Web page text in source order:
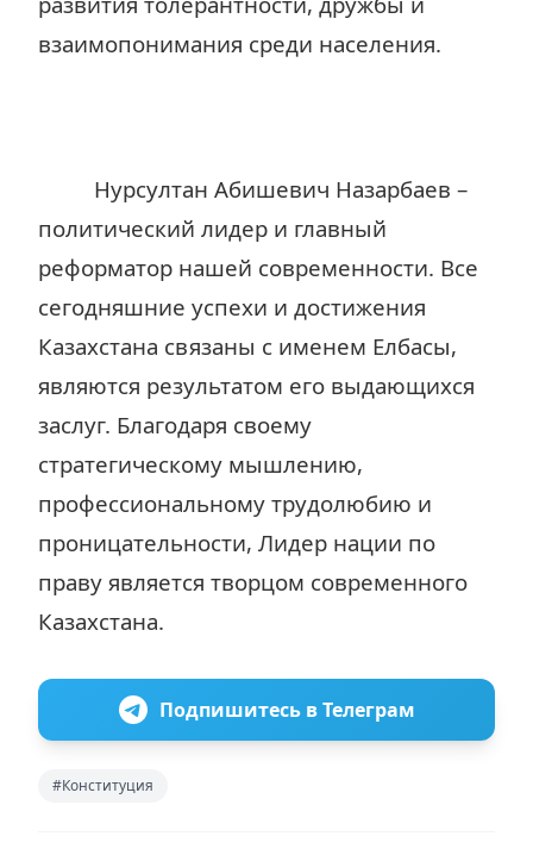
взаимопонимания среди населения.
Нурсултан Абишевич Назарбаев –
политический лидер и главный
реформатор нашей современности. Все
сегодняшние успехи и достижения
Казахстана связаны с именем Елбасы,
являются результатом его выдающихся
заслуг. Благодаря своему
стратегическому мышлению,
профессиональному трудолюбию и
проницательности, Лидер нации по
праву является творцом современного
Казахстана.
Подпишитесь в Телеграм
#Конституция